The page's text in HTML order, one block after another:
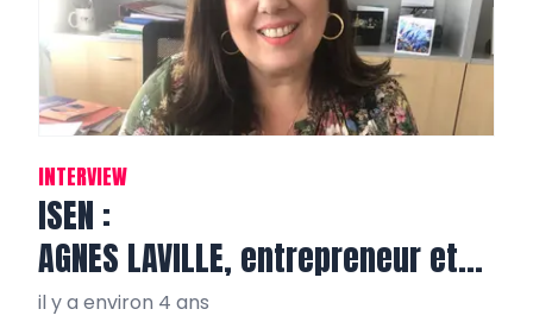
INTERVIEW
ISEN :
AGNES LAVILLE, entrepreneur et
directrice
il y a environ 4 ans